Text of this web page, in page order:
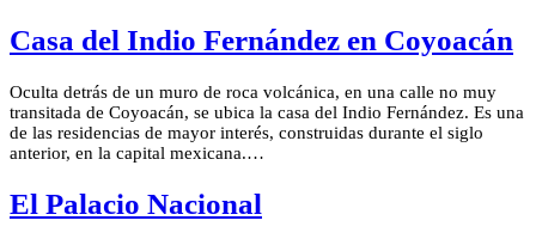
Casa del Indio Fernández en Coyoacán
Oculta detrás de un muro de roca volcánica, en una calle no muy
transitada de Coyoacán, se ubica la casa del Indio Fernández. Es una
de las residencias de mayor interés, construidas durante el siglo
anterior, en la capital mexicana.…
El Palacio Nacional